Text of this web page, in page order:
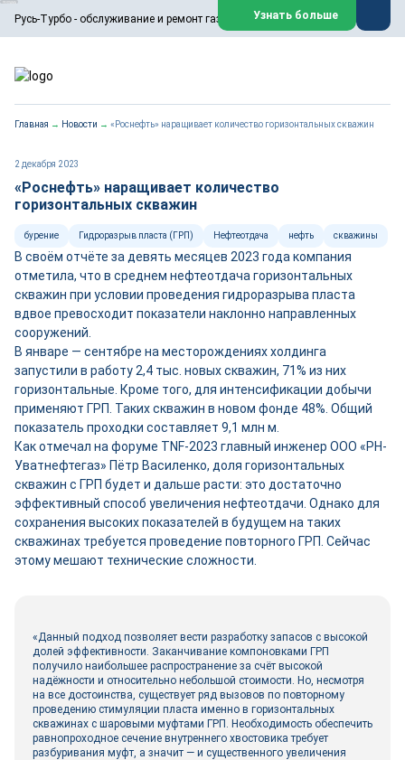
Русь-Турбо - обслуживание и ремонт газовых паровых турбин
ООО «Русь-Турбо» занимается сервисом газовых и паровых
турбин, комплексным ремонтом, восстановлением,
техническим обслуживанием оборудования ТЭС,
работают на нефтегазовых, нефтехимических,
металлургических и других предприятиях.
Реклама. ООО «Русь-Турбо», ИНН 7802588950
Узнать больше
Главная → Новости → «Роснефть» наращивает количество горизонтальных скважин
2 декабря 2023
«Роснефть» наращивает количество
горизонтальных скважин
бурение Гидроразрыв пласта (ГРП) Нефтеотдача нефть скважины
В своём отчёте за девять месяцев 2023 года компания
отметила, что в среднем нефтеотдача горизонтальных
скважин при условии проведения гидроразрыва пласта
вдвое превосходит показатели наклонно направленных
сооружений.
В январе — сентябре на месторождениях холдинга
запустили в работу 2,4 тыс. новых скважин, 71% из них
горизонтальные. Кроме того, для интенсификации добычи
применяют ГРП. Таких скважин в новом фонде 48%. Общий
показатель проходки составляет 9,1 млн м.
Как отмечал на форуме TNF-2023 главный инженер ООО «РН-
Уватнефтегаз» Пётр Василенко, доля горизонтальных
скважин с ГРП будет и дальше расти: это достаточно
эффективный способ увеличения нефтеотдачи. Однако для
сохранения высоких показателей в будущем на таких
скважинах требуется проведение повторного ГРП. Сейчас
этому мешают технические сложности.
«Данный подход позволяет вести разработку запасов с высокой
долей эффективности. Заканчивание компоновками ГРП
получило наибольшее распространение за счёт высокой
надёжности и относительно небольшой стоимости. Но, несмотря
на все достоинства, существует ряд вызовов по повторному
проведению стимуляции пласта именно в горизонтальных
скважинах с шаровыми муфтами ГРП. Необходимость обеспечить
равнопроходное сечение внутреннего хвостовика требует
разбуривания муфт, а значит — и существенного увеличения